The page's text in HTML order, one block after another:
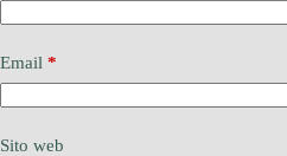
Email *
Sito web